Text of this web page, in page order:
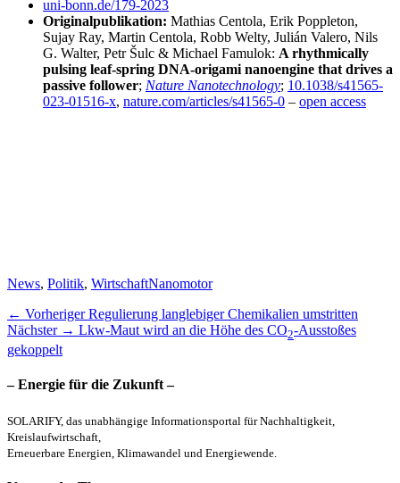
uni-bonn.de/179-2023
Originalpublikation: Mathias Centola, Erik Poppleton,
Sujay Ray, Martin Centola, Robb Welty, Julián Valero, Nils
G. Walter, Petr Šulc & Michael Famulok: A rhythmically
pulsing leaf-spring DNA-origami nanoengine that drives a
passive follower; Nature Nanotechnology; 10.1038/s41565-
023-01516-x, nature.com/articles/s41565-0 – open access
Kategorien
News, Politik, WirtschaftSchlagworte
Nanomotor
Beitragsnavigation
← Vorheriger Vorheriger
Beitrag:
Regulierung langlebiger Chemikalien umstritten
Nächster → Nächster
Lkw-Maut wird an die Höhe des CO2-Ausstoßes
gekoppelt
– Energie für die Zukunft –
SOLARIFY, das unabhängige Informationsportal für Nachhaltigkeit,
Kreislaufwirtschaft,
Erneuerbare Energien, Klimawandel und Energiewende.